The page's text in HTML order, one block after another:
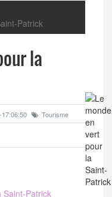
Patrick
la
Tourisme
Saint-Patrick